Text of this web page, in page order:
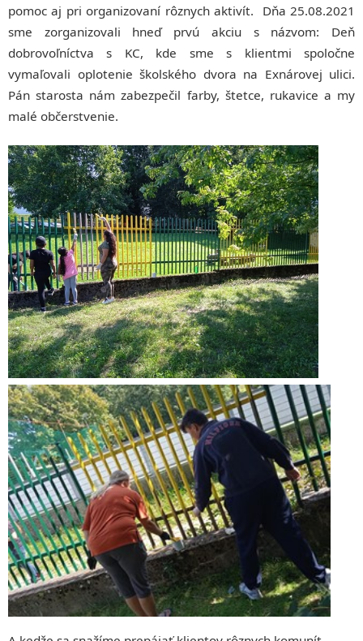
pomoc aj pri organizovaní rôznych aktivít. Dňa 25.08.2021
sme zorganizovali hneď prvú akciu s názvom: Deň
dobrovoľníctva s KC, kde sme s klientmi spoločne
vymaľovali oplotenie školského dvora na Exnárovej ulici.
Pán starosta nám zabezpečil farby, štetce, rukavice a my
malé občerstvenie.